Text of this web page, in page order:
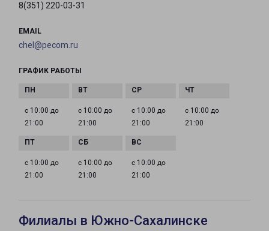
8(351) 220-03-31
EMAIL
chel@pecom.ru
ГРАФИК РАБОТЫ
с 10:00 до
21:00
с 10:00 до
21:00
с 10:00 до
21:00
с 10:00 до
21:00
с 10:00 до
21:00
с 10:00 до
21:00
с 10:00 до
21:00
Филиалы в Южно-Сахалинске